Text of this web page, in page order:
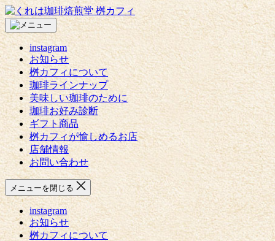
コ
ン
テ
ン
ツ
へ
ス
キ
ッ
プ
く
れ
は
琲
焙
煎
桝
カ
フ
ィ
instagram
お知らせ
桝カフィについて
珈琲ラインナップ
美味しい珈琲のために
珈琲お好み診断
ギフト商品
桝カフィが愉しめるお店
店舗情報
お問い合わせ
メニューを閉じる
instagram
お知らせ
桝カフィについて